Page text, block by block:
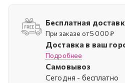
Бесплатная
При заказе от 5 000 ₽
Доставка в ваш
Подробнее
Самовывоз
Cегодня - бесплатно